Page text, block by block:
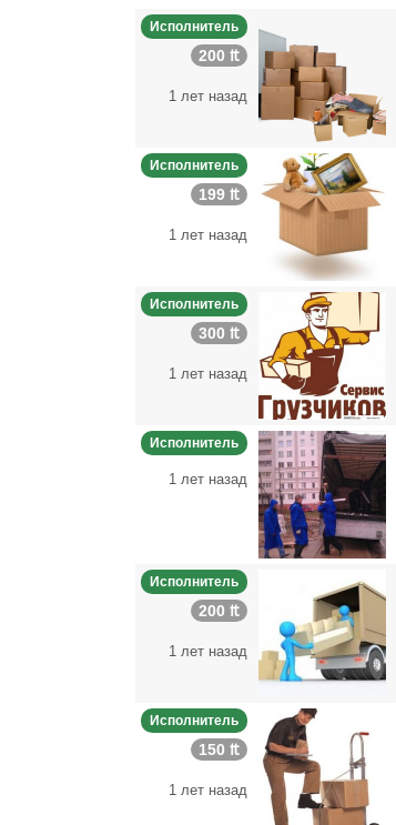
Исполнитель
200 ₶
1 лет назад
Исполнитель
199 ₶
1 лет назад
Исполнитель
300 ₶
1 лет назад
Исполнитель
1 лет назад
Исполнитель
200 ₶
1 лет назад
Исполнитель
150 ₶
1 лет назад